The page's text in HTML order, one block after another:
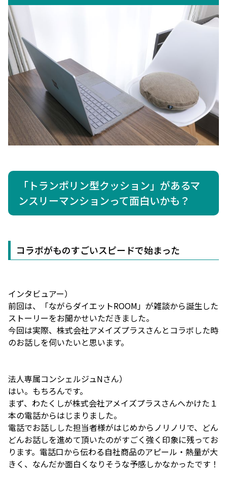
「トランポリン型クッション」があるマ
ンスリーマンションって面白いかも？
コラボがものすごいスピードで始まった
インタビュアー）
前回は、「ながらダイエットROOM」が雑談から誕生した
ストーリーをお聞かせいただきました。
今回は実際、株式会社アメイズプラスさんとコラボした時
のお話しを伺いたいと思います。
法人専属コンシェルジュNさん）
はい。もちろんです。
まず、わたくしが株式会社アメイズプラスさんへかけた１
本の電話からはじまりました。
電話でお話しした担当者様がはじめからノリノリで、どん
どんお話しを進めて頂いたのがすごく強く印象に残ってお
ります。電話口から伝わる自社商品のアピール・熱量が大
きく、なんだか面白くなりそうな予感しかなかったです！